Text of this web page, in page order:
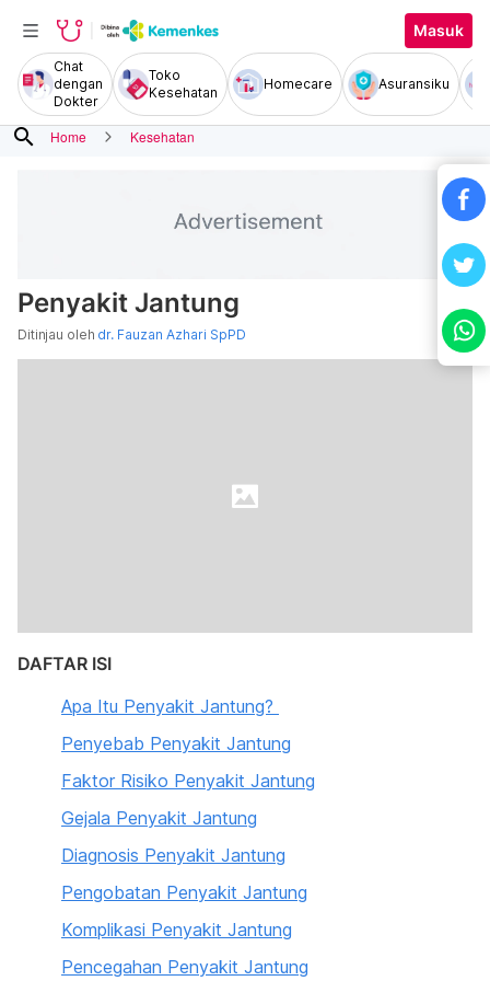
Masuk
Chat
dengan
Dokter
Toko
Kesehatan
Homecare Asuransiku
search Home Kesehatan
Penyakit Jantung
Ditinjau oleh dr. Fauzan Azhari SpPD
DAFTAR ISI
Apa Itu Penyakit Jantung?
Penyebab Penyakit Jantung
Faktor Risiko Penyakit Jantung
Gejala Penyakit Jantung
Diagnosis Penyakit Jantung
Pengobatan Penyakit Jantung
Komplikasi Penyakit Jantung
Pencegahan Penyakit Jantung